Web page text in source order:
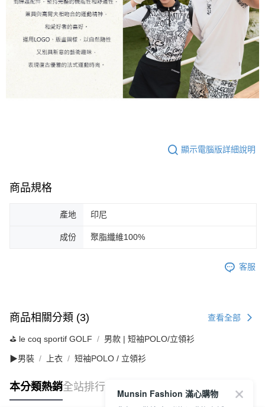
顯示電腦版詳細說明
商品規格
產地 印尼
成份 聚脂纖維100%
客服
商品相關分類 (3) 查看全部
⛳️ le coq sportif GOLF 男款 | 短袖POLO/立領衫
▶男裝 上衣 短袖POLO / 立領衫
本分類熱銷全站排行
Munsin Fashion 滿心購物